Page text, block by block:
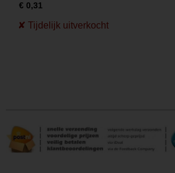
€ 0,31